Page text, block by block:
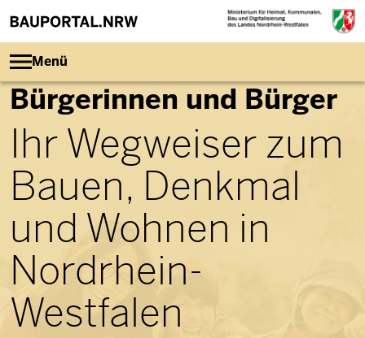
Menü
Bürgerinnen und Bürger
Ihr Wegweiser zum
Bauen, Denkmal
und Wohnen in
Nordrhein-
Westfalen